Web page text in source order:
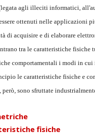
agli illeciti informatici,
ottenuti nelle applicazioni
di acquisire e di elaborare
tra le caratteristiche fisiche
comportamentali i modi in
le caratteristiche fisiche e
però, sono sfruttate
fisiche